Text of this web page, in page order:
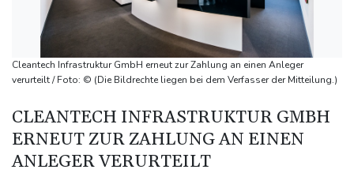
Gesamtführung
Drohne explodiert an der Grenze zwischen Rumänien und
Bulgarien nahe Gaspipeline
Lionel Messi trauert um seinen Vater
Württemberg
Selenskyj warnt in Belgrad vor Folgen russischer Angriffe für
den Winter
Cleantech Infrastruktur GmbH erneut zur Zahlung an einen Anleger
verurteilt / Foto: © (Die Bildrechte liegen bei dem Verfasser der Mitteilung.)
CLEANTECH INFRASTRUKTUR GMBH
ERNEUT ZUR ZAHLUNG AN EINEN
ANLEGER VERURTEILT